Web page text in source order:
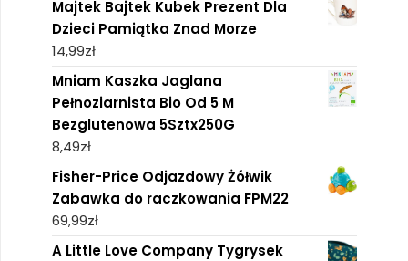
Majtek Bajtek Kubek Prezent Dla
Dzieci Pamiątka Znad Morze
14,99zł
Mniam Kaszka Jaglana
Pełnoziarnista Bio Od 5 M
Bezglutenowa 5Sztx250G
8,49zł
Fisher-Price Odjazdowy Żółwik
Zabawka do raczkowania FPM22
69,99zł
A Little Love Company Tygrysek